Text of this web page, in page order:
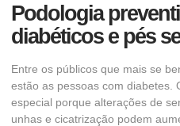
Podologia
diabéticos e pés
Entre os públicos que mais se
estão as pessoas com diabetes.
especial porque alterações de
unhas e cicatrização podem